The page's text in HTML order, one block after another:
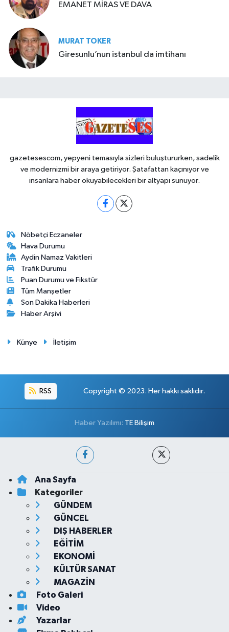
EMANET MİRAS VE DAVA
MURAT TOKER
Giresunlu’nun istanbul da imtihanı
gazetesescom, yepyeni temasıyla sizleri buluştururken, sadelik
ve modernizmi bir araya getiriyor. Şatafattan kaçınıyor ve
insanlara haber okuyabilecekleri bir altyapı sunuyor.
Nöbetçi Eczaneler
Hava Durumu
Aydin Namaz Vakitleri
Trafik Durumu
Puan Durumu ve Fikstür
Tüm Manşetler
Son Dakika Haberleri
Haber Arşivi
Künye İletişim
RSS Copyright © 2023. Her hakkı saklıdır.
Haber Yazılımı: TE Bilişim
Ana Sayfa
Kategoriler
GÜNDEM
GÜNCEL
DIŞ HABERLER
EĞİTİM
EKONOMİ
KÜLTÜR SANAT
MAGAZİN
Foto Galeri
Video
Yazarlar